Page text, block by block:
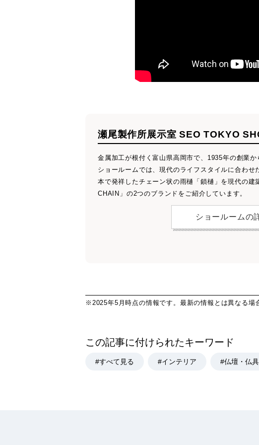
瀬尾製作所展示室 SEO TOKYO
金属加工が根付く富山県高岡市で、1935年の創業か
ショールームでは、現代のライフスタイルに合わ
本で発祥したチェーン状の雨樋「鎖樋」を現代の
CHAIN」の2つのブランドをご紹介しています。
ショールームの
※2025年5月時点の情報です。最新の情報とは異なる場
この記事に付けられたキーワード
#すべて見る #インテリア #仏壇・仏具